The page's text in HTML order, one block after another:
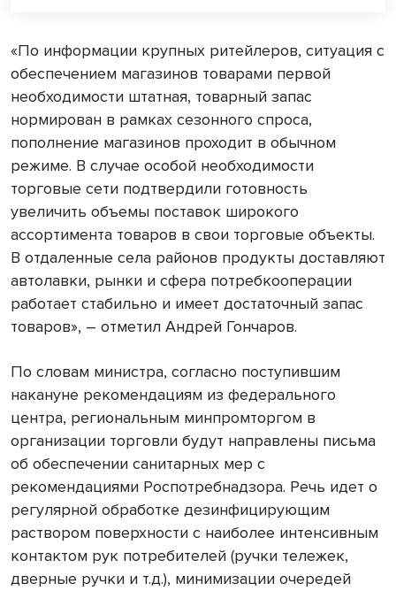
«По информации крупных ритейлеров, ситуация с
обеспечением магазинов товарами первой
необходимости штатная, товарный запас
нормирован в рамках сезонного спроса,
пополнение магазинов проходит в обычном
режиме. В случае особой необходимости
торговые сети подтвердили готовность
увеличить объемы поставок широкого
ассортимента товаров в свои торговые объекты.
В отдаленные села районов продукты доставляют
автолавки, рынки и сфера потребкооперации
работает стабильно и имеет достаточный запас
товаров», – отметил Андрей Гончаров.
По словам министра, согласно поступившим
накануне рекомендациям из федерального
центра, региональным минпромторгом в
организации торговли будут направлены письма
об обеспечении санитарных мер с
рекомендациями Роспотребнадзора. Речь идет о
регулярной обработке дезинфицирующим
раствором поверхности с наиболее интенсивным
контактом рук потребителей (ручки тележек,
дверные ручки и т.д.), минимизации очередей